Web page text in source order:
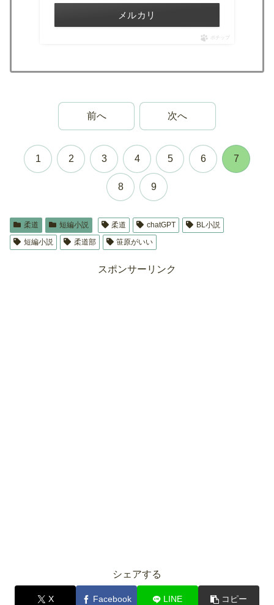
メルカリ
ポチップ
前へ 次へ
1 2 3 4 5 6 7
8 9
柔道 短編小説 柔道 chatGPT
BL小説
短編小説
柔道部 笹原がいい
スポンサーリンク
シェアする
X Facebook LINE コピー